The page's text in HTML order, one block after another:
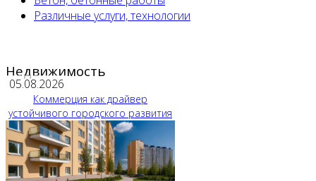
Различные услуги, технологии
Недвижимость
05.08.2026
Коммерция как драйвер
устойчивого городского развития